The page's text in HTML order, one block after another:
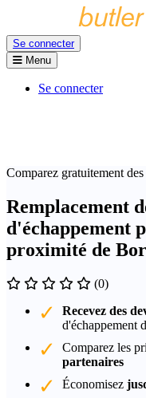
Se connecter
Menu
Se connecter
Comparez gratuitement
Remplacement
d'échappement
proximité de
(0)
Recevez des
d'échappement
Comparez les
partenaires
Économisez